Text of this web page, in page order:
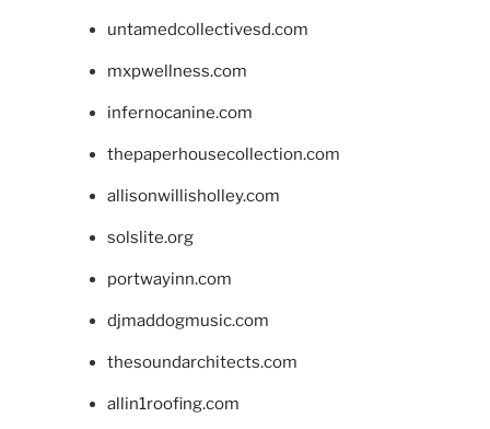
untamedcollectivesd.com
mxpwellness.com
infernocanine.com
thepaperhousecollection.com
allisonwillisholley.com
solslite.org
portwayinn.com
djmaddogmusic.com
thesoundarchitects.com
allin1roofing.com